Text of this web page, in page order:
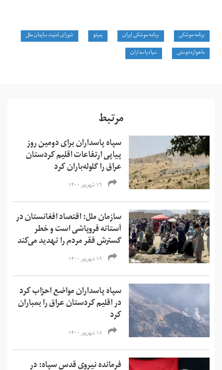
برنامه موشکی برنامه موشکی ایران پمپئو
شورای امنیت سازمان ملل
ماهواره دوستی
سپاه پاسداران
مرتبط
سپاه پاسداران برای دومین روز
پیاپی ارتفاعات اقلیم کردستان
عراق را گلوله‌باران کرد
۱۹ شهریور ۱۴۰۰
سازمان ملل: اقتصاد افغانستان در
آستانه فروپاشی است و خطر
گسترش فقر مردم را تهدید می‌کند
۱۹ شهریور ۱۴۰۰
سپاه پاسداران مواضع احزاب کرد
در اقلیم کردستان عراق را بمباران
کرد
۱۸ شهریور ۱۴۰۰
فرمانده نیروی قدس سپاه: در